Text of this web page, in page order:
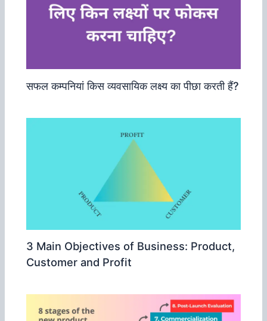
सफल कम्‍पनियां किस व्‍यवसायिक लक्ष्‍य का पीछा करती हैं?
3 Main Objectives of Business: Product,
Customer and Profit